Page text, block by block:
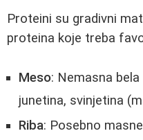
Proteini su gradivni
proteina koje treba
Meso: Nemasna
junetina, svinjetina
Riba: Posebno